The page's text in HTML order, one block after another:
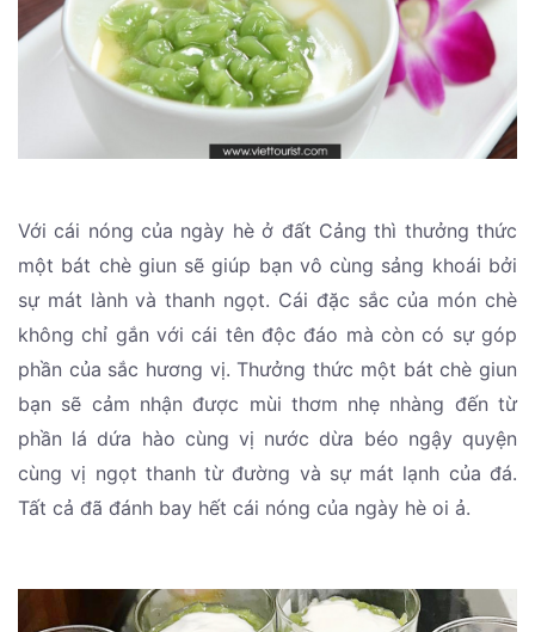
Với cái nóng của ngày hè ở đất Cảng thì thưởng thức
một bát chè giun sẽ giúp bạn vô cùng sảng khoái bởi
sự mát lành và thanh ngọt. Cái đặc sắc của món chè
không chỉ gắn với cái tên độc đáo mà còn có sự góp
phần của sắc hương vị. Thưởng thức một bát chè giun
bạn sẽ cảm nhận được mùi thơm nhẹ nhàng đến từ
phần lá dứa hào cùng vị nước dừa béo ngậy quyện
cùng vị ngọt thanh từ đường và sự mát lạnh của đá.
Tất cả đã đánh bay hết cái nóng của ngày hè oi ả.